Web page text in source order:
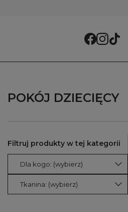
POKÓJ DZIECIĘCY
Dla kogo: (wybierz)
Tkanina: (wybierz)